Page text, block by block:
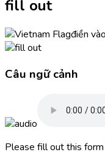
fill out
điền vào
Câu ngữ cảnh
Please fill out this